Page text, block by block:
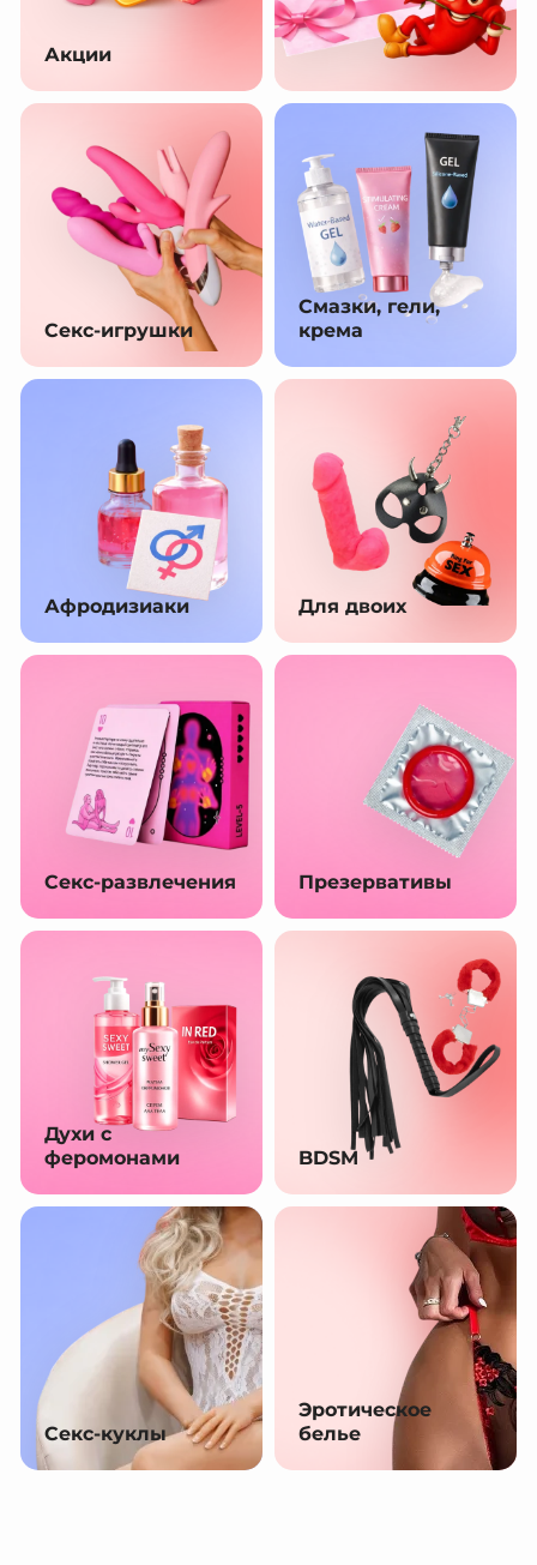
Акции
Секс-игрушки
Смазки, гели,
крема
Афродизиаки Для двоих
Секс-развлечения Презервативы
Духи с
феромонами
BDSM
Секс-куклы
Эротическое
белье